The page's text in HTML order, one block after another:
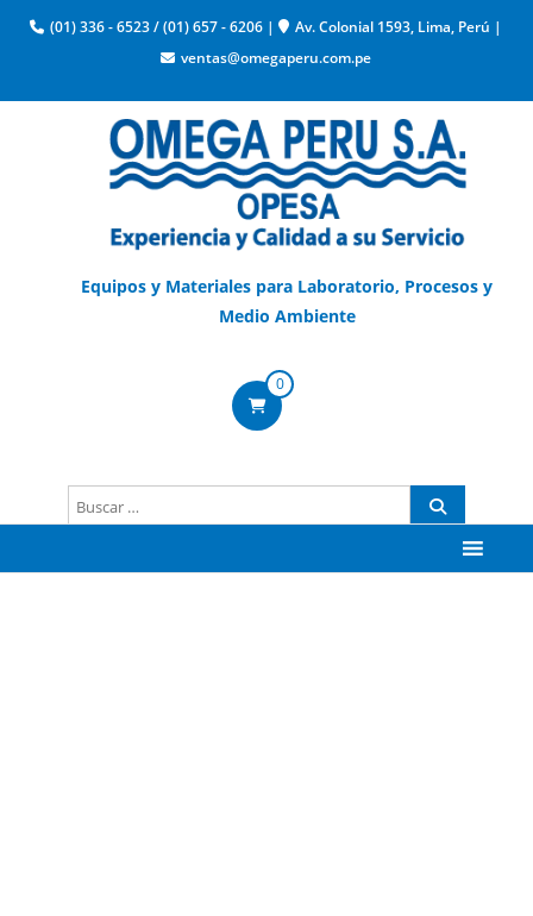
(01) 336 - 6523/(01) 657 - 6206 | Av. Colonial 1593, Lima, Perú |
ventas@omegaperu.com.pe
Equipos y Materiales para Laboratorio, Procesos y
Medio Ambiente
0